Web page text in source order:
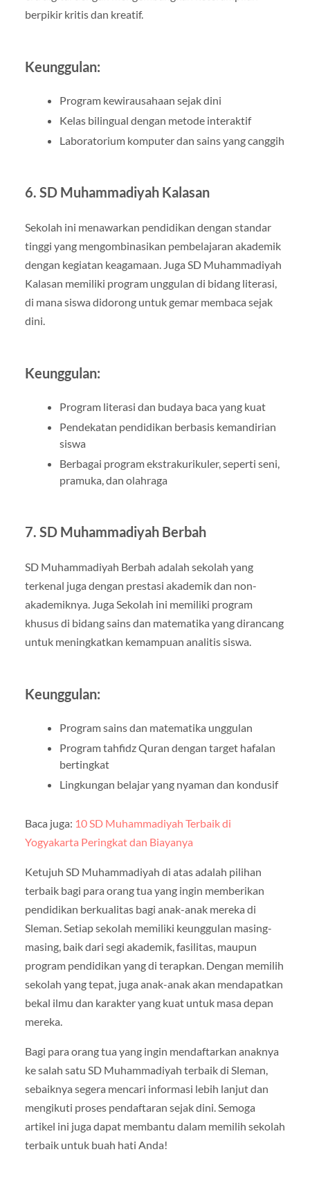
berpikir kritis dan kreatif.
Keunggulan:
Program kewirausahaan sejak dini
Kelas bilingual dengan metode interaktif
Laboratorium komputer dan sains yang canggih
6. SD Muhammadiyah Kalasan
Sekolah ini menawarkan pendidikan dengan standar
tinggi yang mengombinasikan pembelajaran akademik
dengan kegiatan keagamaan. Juga SD Muhammadiyah
Kalasan memiliki program unggulan di bidang literasi,
di mana siswa didorong untuk gemar membaca sejak
dini.
Keunggulan:
Program literasi dan budaya baca yang kuat
Pendekatan pendidikan berbasis kemandirian
siswa
Berbagai program ekstrakurikuler, seperti seni,
pramuka, dan olahraga
7. SD Muhammadiyah Berbah
SD Muhammadiyah Berbah adalah sekolah yang
terkenal juga dengan prestasi akademik dan non-
akademiknya. Juga Sekolah ini memiliki program
khusus di bidang sains dan matematika yang dirancang
untuk meningkatkan kemampuan analitis siswa.
Keunggulan:
Program sains dan matematika unggulan
Program tahfidz Quran dengan target hafalan
bertingkat
Lingkungan belajar yang nyaman dan kondusif
Baca juga: 10 SD Muhammadiyah Terbaik di
Yogyakarta Peringkat dan Biayanya
Ketujuh SD Muhammadiyah di atas adalah pilihan
terbaik bagi para orang tua yang ingin memberikan
pendidikan berkualitas bagi anak-anak mereka di
Sleman. Setiap sekolah memiliki keunggulan masing-
masing, baik dari segi akademik, fasilitas, maupun
program pendidikan yang di terapkan. Dengan memilih
sekolah yang tepat, juga anak-anak akan mendapatkan
bekal ilmu dan karakter yang kuat untuk masa depan
mereka.
Bagi para orang tua yang ingin mendaftarkan anaknya
ke salah satu SD Muhammadiyah terbaik di Sleman,
sebaiknya segera mencari informasi lebih lanjut dan
mengikuti proses pendaftaran sejak dini. Semoga
artikel ini juga dapat membantu dalam memilih sekolah
terbaik untuk buah hati Anda!